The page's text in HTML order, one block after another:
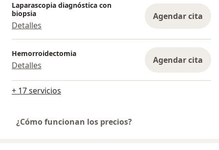
Laparascopia diagnóstica con
biopsia
Detalles
Agendar cita
Hemorroidectomia
Detalles Agendar cita
+ 17 servicios
¿Cómo funcionan los precios?